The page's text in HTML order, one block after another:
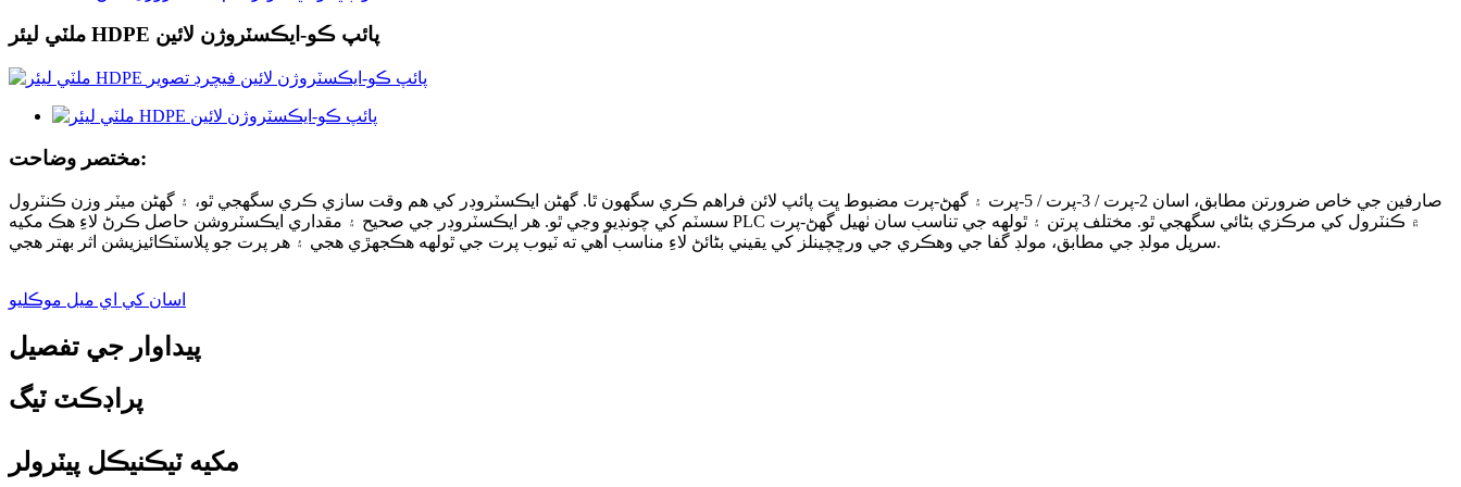
ملٽي ليئر HDPE پائپ ڪو-ايڪسٽروژن لائين
مختصر وضاحت:
صارفين جي خاص ضرورتن مطابق، اسان 2-پرت / 3-پرت / 5-پرت ۽ گھڻ-پرت مضبوط ڀت پائپ لائن فراهم ڪري سگھون ٿا. گھڻن ايڪسٽروڊر کي هم وقت سازي ڪري سگھجي ٿو، ۽ گھڻن ميٽر وزن ڪنٽرول
سسٽم کي چونڊيو وڃي ٿو. هر ايڪسٽروڊر جي صحيح ۽ مقداري ايڪسٽروشن حاصل ڪرڻ لاءِ هڪ مکيه PLC ۾ ڪنٽرول کي مرڪزي بڻائي سگهجي ٿو. مختلف پرتن ۽ ٿولهه جي تناسب سان ٺهيل گھڻ-پرت
سرپل مولڊ جي مطابق، مولڊ گفا جي وهڪري جي ورڇچينلز کي يقيني بڻائڻ لاءِ مناسب آهي ته ٽيوب پرت جي ٿولهه هڪجهڙي هجي ۽ هر پرت جو پلاسٽڪائيزيشن اثر بهتر هجي.
اسان کي اي ميل موڪليو
پيداوار جي تفصيل
پراڊڪٽ ٽيگ
مکيه ٽيڪنيڪل پيٽرولر